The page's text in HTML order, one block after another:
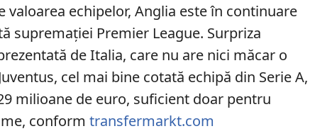
valoarea echipelor, Anglia este în continuare
supremației Premier League. Surpriza
de Italia, care nu are nici măcar o
cel mai bine cotată echipă din Serie A,
milioane de euro, suficient doar pentru
conform transfermarkt.com